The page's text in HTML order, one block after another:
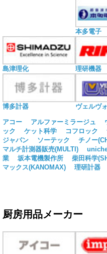
本多電子
島津理化 理研機器
博多計器 ヴェルヴ
アコー アルファーミラージュ
ック
ケット科学 コフロック
ジャパン
ソーテック チノー
マルチ計測器販売(MULTI)
業
坂本電機製作所 柴田科学
マックス(KANOMAX)
理研計器
厨房用品メーカー